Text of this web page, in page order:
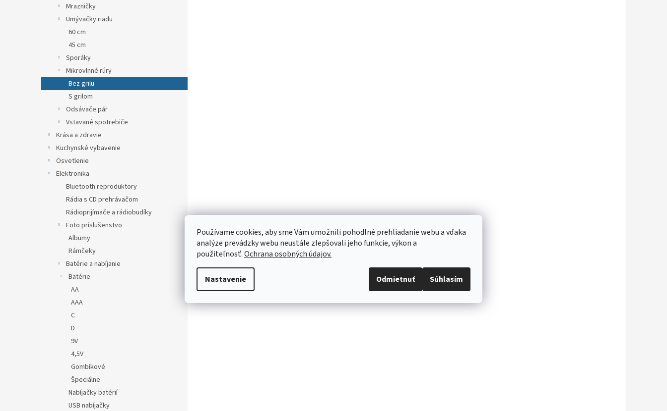
Používame cookies, aby sme Vám umožnili pohodlné prehliadanie webu a vďaka
analýze prevádzky webu neustále zlepšovali jeho funkcie, výkon a
použiteľnosť.Ochrana osobných údajov.
Nastavenie Odmietnuť Súhlasím
Mrazničky
Umývačky riadu
60 cm
45 cm
Sporáky
Mikrovlnné rúry
Bez grilu
S grilom
Odsávače pár
Vstavané spotrebiče
Krása a zdravie
Kuchynské vybavenie
Osvetlenie
Elektronika
Bluetooth reproduktory
Rádia s CD prehrávačom
Rádioprijímače a rádiobudíky
Foto príslušenstvo
Albumy
Rámčeky
Batérie a nabíjanie
Batérie
AA
AAA
C
D
9V
4,5V
Gombíkové
Špeciálne
Nabíjačky batérií
USB nabíjačky